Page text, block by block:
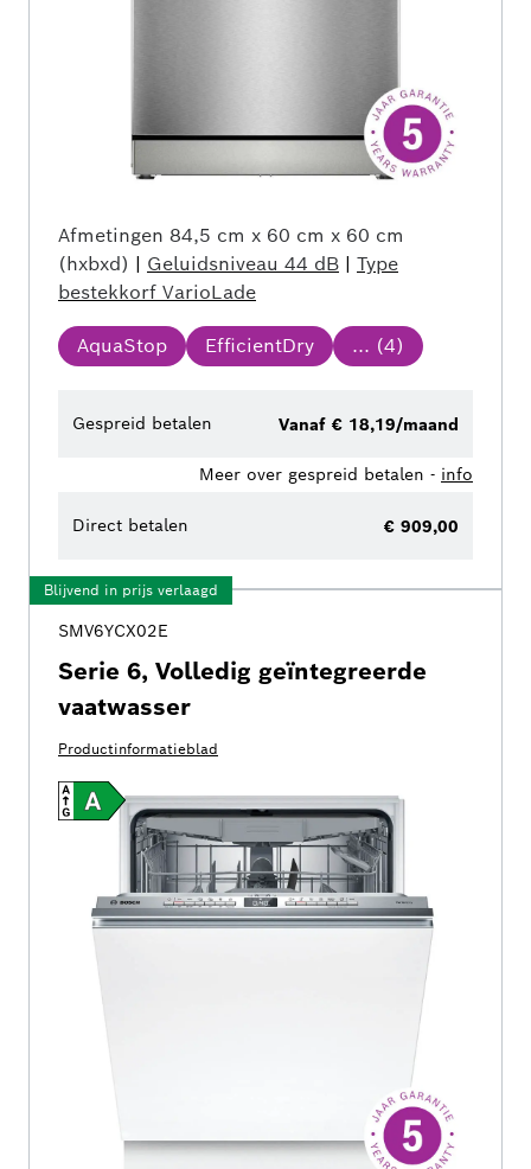
Afmetingen 84,5 cm x 60 cm x 60 cm
(hxbxd) | Geluidsniveau 44 dB | Type
bestekkorf VarioLade
AquaStop EfficientDry ... (4)
Gespreid betalen Vanaf € 18,19/maand
Meer over gespreid betalen - info
Direct betalen € 909,00
Blijvend in prijs verlaagd
SMV6YCX02E
Serie 6, Volledig geïntegreerde
vaatwasser
Productinformatieblad